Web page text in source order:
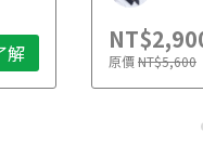
解 原價NT$5,600